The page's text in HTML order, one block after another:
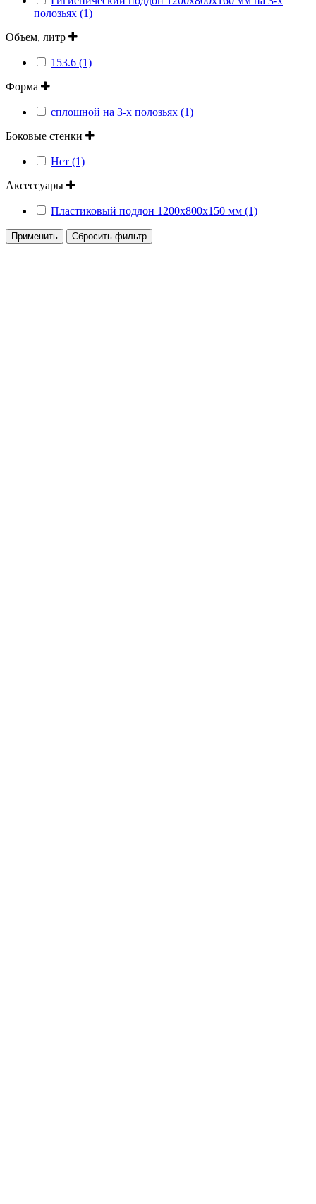
полозьях (1)
Объем, литр
153.6 (1)
Форма
сплошной на 3-х полозьях (1)
Боковые стенки
Нет (1)
Аксессуары
Пластиковый поддон 1200x800x150 мм (1)
Применить Сбросить фильтр